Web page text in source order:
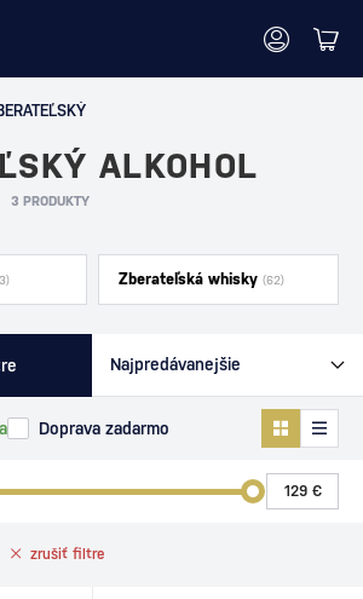
ALKOHOL
3 PRODUKTY
Zberateľská whisky (62)
Doprava zadarmo
zrušiť filtre